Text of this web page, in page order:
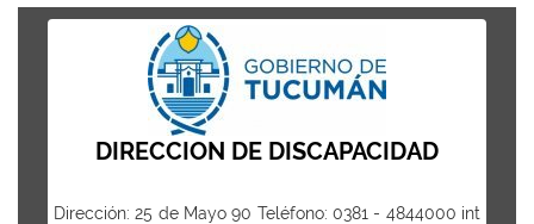
DIRECCION DE DISCAPACIDAD
Dirección: 25 de Mayo 90 Teléfono: 0381 - 4844000 int